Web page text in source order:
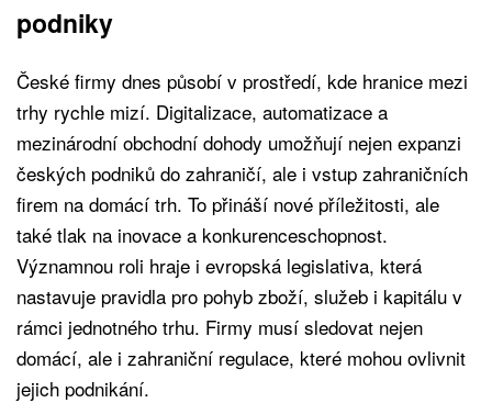
podniky
České firmy dnes působí v prostředí, kde hranice mezi
trhy rychle mizí. Digitalizace, automatizace a
mezinárodní obchodní dohody umožňují nejen expanzi
českých podniků do zahraničí, ale i vstup zahraničních
firem na domácí trh. To přináší nové příležitosti, ale
také tlak na inovace a konkurenceschopnost.
Významnou roli hraje i evropská legislativa, která
nastavuje pravidla pro pohyb zboží, služeb i kapitálu v
rámci jednotného trhu. Firmy musí sledovat nejen
domácí, ale i zahraniční regulace, které mohou ovlivnit
jejich podnikání.